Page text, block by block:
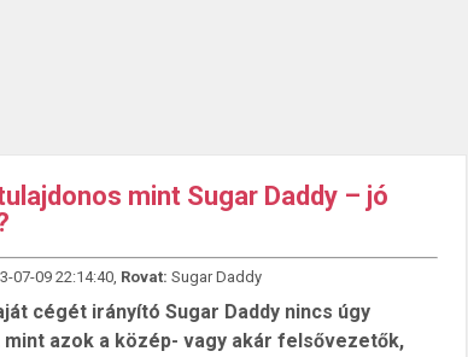
mint Sugar Daddy – jó
07-09 22:14:40, Rovat: Sugar Daddy
cégét irányító Sugar Daddy nincs úgy
azok a közép- vagy akár felsővezetők,